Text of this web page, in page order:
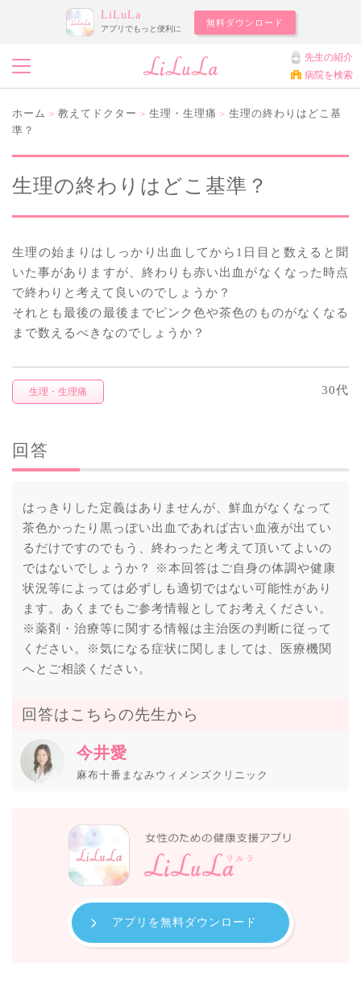
LiLuLa
アプリでもっと便利に
無料ダウンロード
先生の紹介
病院を検索
ホーム > 教えてドクター > 生理・生理痛 > 生理の終わりはどこ基
準？
生理の終わりはどこ基準？
生理の始まりはしっかり出血してから1日目と数えると聞
いた事がありますが、終わりも赤い出血がなくなった時点
で終わりと考えて良いのでしょうか？
それとも最後の最後までピンク色や茶色のものがなくなる
まで数えるべきなのでしょうか？
生理・生理痛 30代
回答
はっきりした定義はありませんが、鮮血がなくなって
茶色かったり黒っぽい出血であれば古い血液が出てい
るだけですのでもう、終わったと考えて頂いてよいの
ではないでしょうか？ ※本回答はご自身の体調や健康
状況等によっては必ずしも適切ではない可能性があり
ます。あくまでもご参考情報としてお考えください。
※薬剤・治療等に関する情報は主治医の判断に従って
ください。※気になる症状に関しましては、医療機関
へとご相談ください。
回答はこちらの先生から
今井愛
麻布十番まなみウィメンズクリニック
アプリを無料ダウンロード